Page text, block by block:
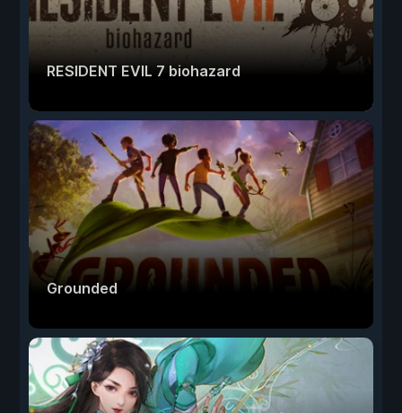
RESIDENT EVIL 7 biohazard
Grounded